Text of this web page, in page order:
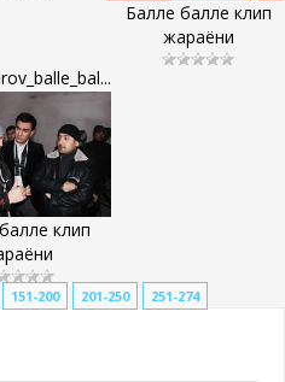
Балле балле клип
жараёни
клип
151-200 201-250 251-274